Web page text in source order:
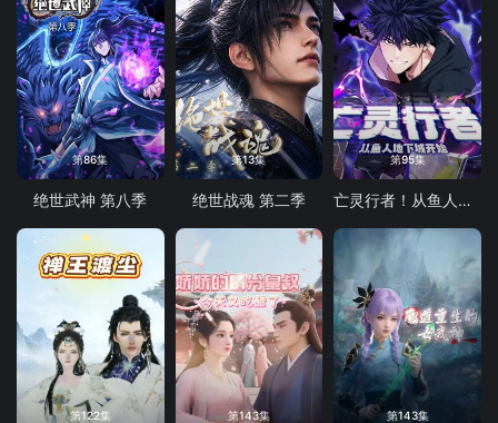
第86集
绝世武神 第八季
第13集
绝世战魂 第二季
第95集
亡灵行者！从鱼人地下城开始 动态漫画
第122集 第143集 第143集